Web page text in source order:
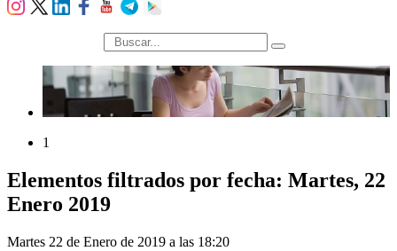
búsqueda
1
Elementos filtrados por fecha: Martes, 22
Enero 2019
Martes 22 de Enero de 2019 a las 18:20